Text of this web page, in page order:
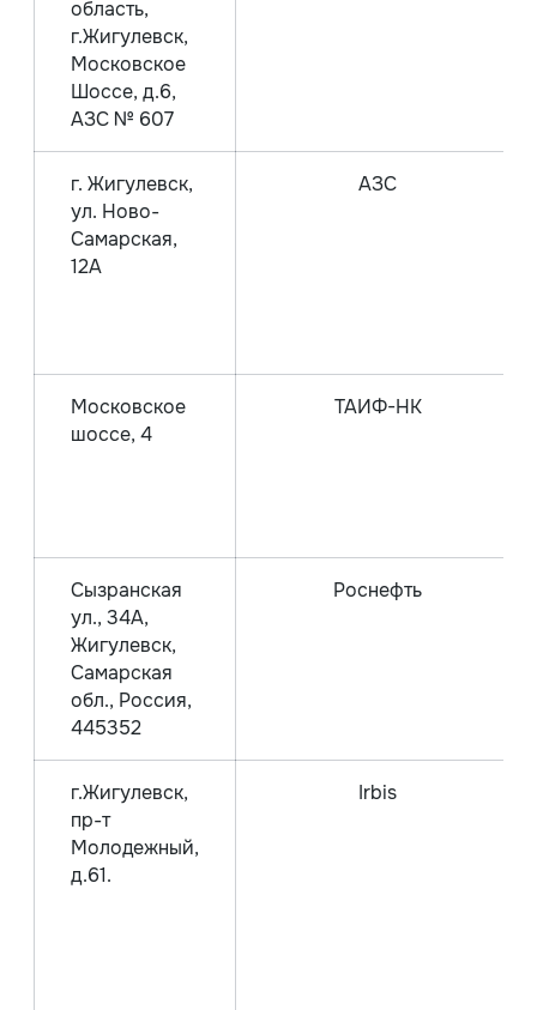
область,
г.Жигулевск,
Московское
Шоссе, д.6,
АЗС № 607
г. Жигулевск,
ул. Ново-
Самарская,
12А
АЗС
Московское
шоссе, 4
ТАИФ-НК
Сызранская
ул., 34А,
Жигулевск,
Самарская
обл., Россия,
445352
Роснефть
г.Жигулевск,
пр-т
Молодежный,
д.61.
Irbis